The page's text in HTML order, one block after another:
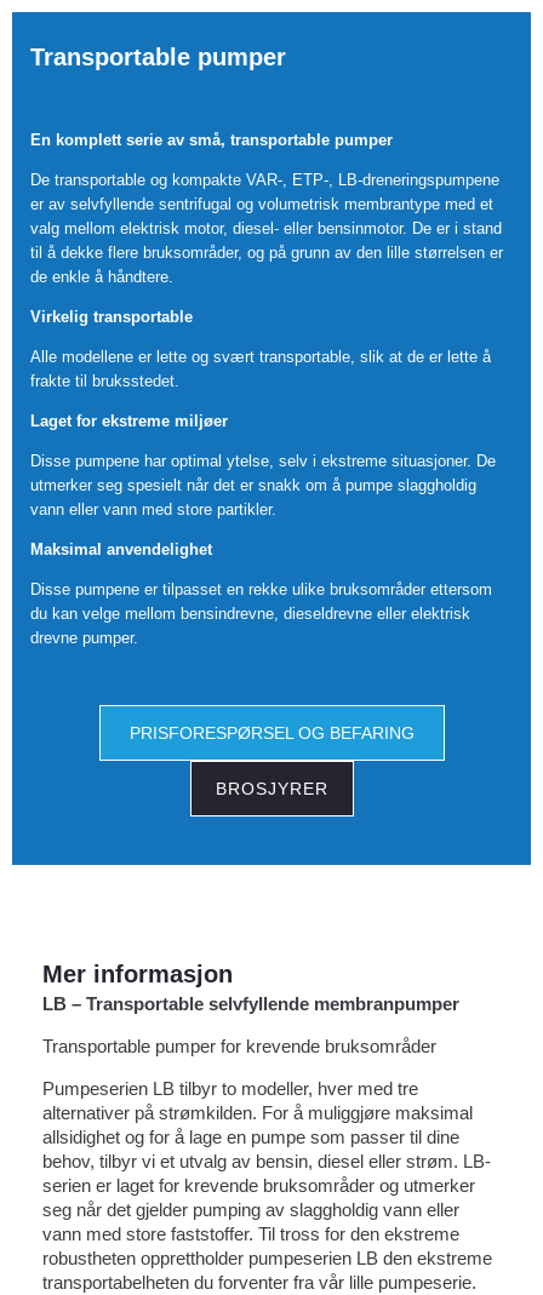
Transportable pumper
En komplett serie av små, transportable pumper
De transportable og kompakte VAR-, ETP-, LB-dreneringspumpene
er av selvfyllende sentrifugal og volumetrisk membrantype med et
valg mellom elektrisk motor, diesel- eller bensinmotor. De er i stand
til å dekke flere bruksområder, og på grunn av den lille størrelsen er
de enkle å håndtere.
Virkelig transportable
Alle modellene er lette og svært transportable, slik at de er lette å
frakte til bruksstedet.
Laget for ekstreme miljøer
Disse pumpene har optimal ytelse, selv i ekstreme situasjoner. De
utmerker seg spesielt når det er snakk om å pumpe slaggholdig
vann eller vann med store partikler.
Maksimal anvendelighet
Disse pumpene er tilpasset en rekke ulike bruksområder ettersom
du kan velge mellom bensindrevne, dieseldrevne eller elektrisk
drevne pumper.
PRISFORESPØRSEL OG BEFARING
BROSJYRER
Mer informasjon
LB – Transportable selvfyllende membranpumper
Transportable pumper for krevende bruksområder
Pumpeserien LB tilbyr to modeller, hver med tre
alternativer på strømkilden. For å muliggjøre maksimal
allsidighet og for å lage en pumpe som passer til dine
behov, tilbyr vi et utvalg av bensin, diesel eller strøm. LB-
serien er laget for krevende bruksområder og utmerker
seg når det gjelder pumping av slaggholdig vann eller
vann med store faststoffer. Til tross for den ekstreme
robustheten opprettholder pumpeserien LB den ekstreme
transportabelheten du forventer fra vår lille pumpeserie.